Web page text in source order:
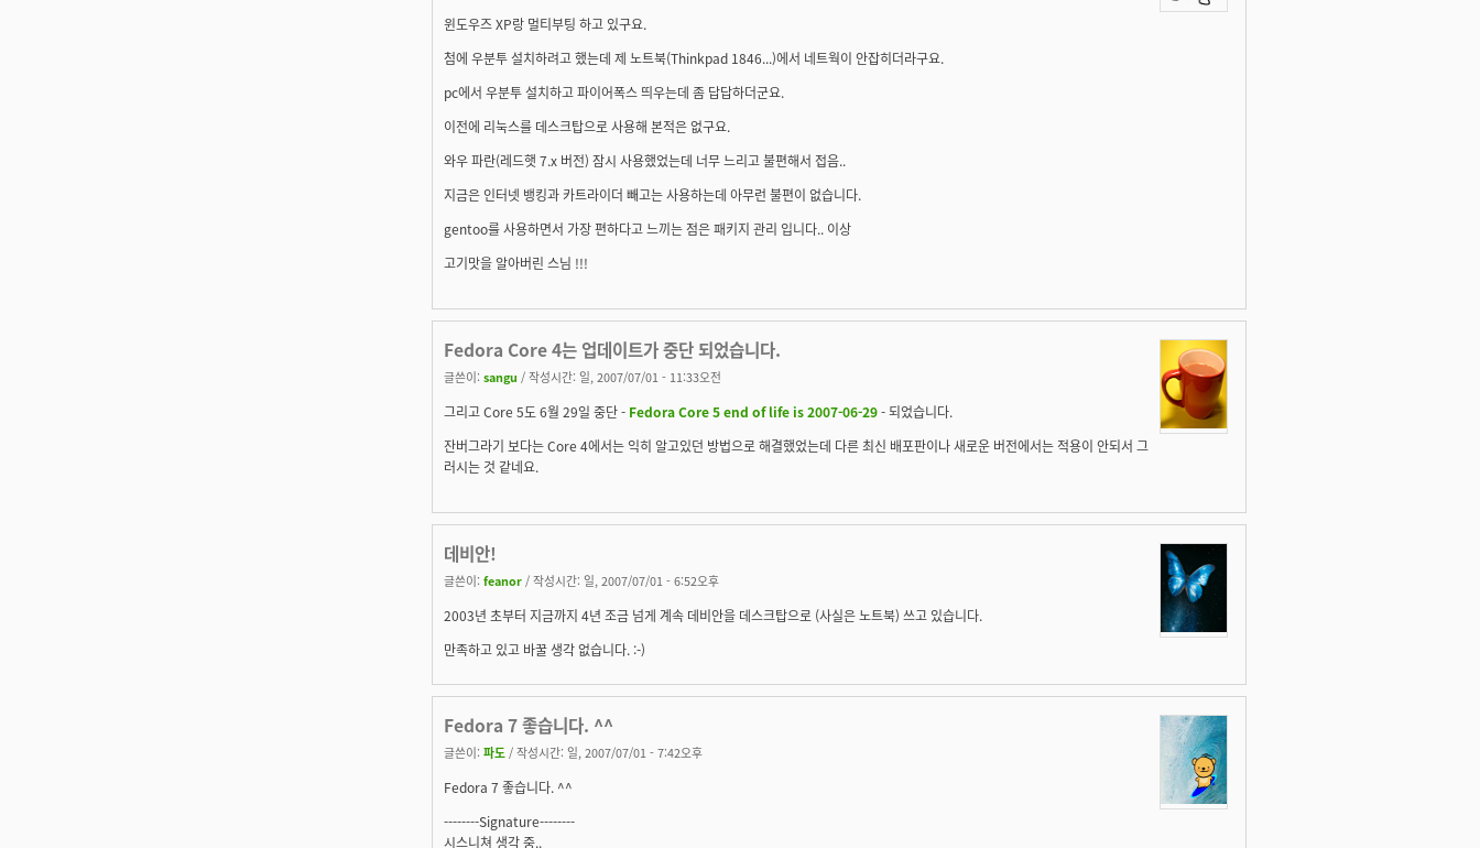
윈도우즈 XP랑 멀티부팅 하고 있구요.
첨에 우분투 설치하려고 했는데 제 노트북(Thinkpad 1846...)에서 네트웍이 안잡히더라구요.
pc에서 우분투 설치하고 파이어폭스 띄우는데 좀 답답하더군요.
이전에 리눅스를 데스크탑으로 사용해 본적은 없구요.
와우 파란(레드햇 7.x 버전) 잠시 사용했었는데 너무 느리고 불편해서 접음..
지금은 인터넷 뱅킹과 카트라이더 빼고는 사용하는데 아무런 불편이 없습니다.
gentoo를 사용하면서 가장 편하다고 느끼는 점은 패키지 관리 입니다.. 이상
고기맛을 알아버린 스님 !!!
Fedora Core 4는 업데이트가 중단 되었습니다.
글쓴이: sangu / 작성시간: 일, 2007/07/01 - 11:33오전
그리고 Core 5도 6월 29일 중단 - Fedora Core 5 end of life is 2007-06-29- 되었습니다.
잔버그라기 보다는 Core 4에서는 익히 알고있던 방법으로 해결했었는데 다른 최신 배포판이나 새로운 버전에서는 적용이 안되서 그
러시는 것 같네요.
데비안!
글쓴이: feanor / 작성시간: 일, 2007/07/01 - 6:52오후
2003년 초부터 지금까지 4년 조금 넘게 계속 데비안을 데스크탑으로 (사실은 노트북) 쓰고 있습니다.
만족하고 있고 바꿀 생각 없습니다. :-)
Fedora 7 좋습니다. ^^
글쓴이: 파도 / 작성시간: 일, 2007/07/01 - 7:42오후
Fedora 7 좋습니다. ^^
--------Signature--------
시스니쳐 생각 중..